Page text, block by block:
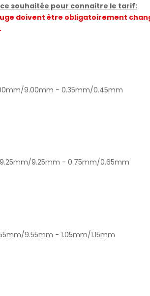
souhaitée pour connaitre le tarif:
doivent être obligatoirement
9.00mm - 0.35mm/0.45mm
9.25mm - 0.75mm/0.65mm
9.55mm - 1.05mm/1.15mm